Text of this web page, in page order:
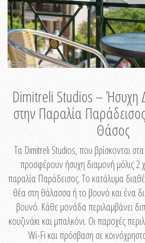
Dimitreli Studios – Ήσυχη
στην Παραλία
Θάσος
Τα Dimitreli Studios, που βρίσκονται
προσφέρουν ήσυχη διαμονή μόλις 2
παραλία Παράδεισος. Το κατάλυμα
θέα στη θάλασσα ή το βουνό και ένα
βουνό. Κάθε μονάδα περιλαμβάνει
κουζινάκι και μπαλκόνι. Οι παροχές
Wi-Fi και πρόσβαση σε